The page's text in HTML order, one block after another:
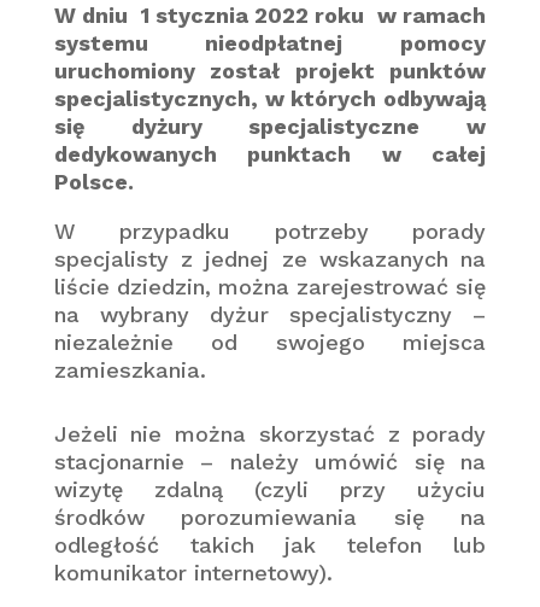
W dniu 1 stycznia 2022 roku w ramach
systemu nieodpłatnej pomocy
uruchomiony został projekt punktów
specjalistycznych, w których odbywają
się dyżury specjalistyczne w
dedykowanych punktach w całej
Polsce.
W przypadku potrzeby porady
specjalisty z jednej ze wskazanych na
liście dziedzin, można zarejestrować się
na wybrany dyżur specjalistyczny –
niezależnie od swojego miejsca
zamieszkania.
Jeżeli nie można skorzystać z porady
stacjonarnie – należy umówić się na
wizytę zdalną (czyli przy użyciu
środków porozumiewania się na
odległość takich jak telefon lub
komunikator internetowy).